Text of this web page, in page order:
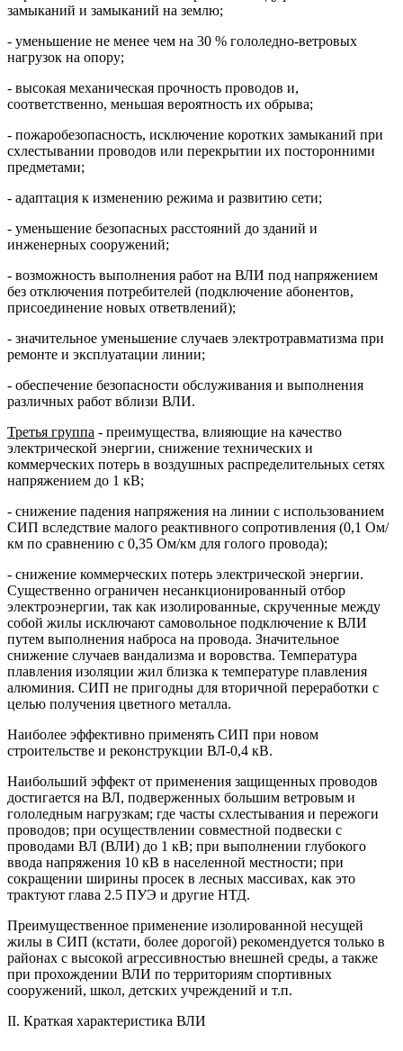
замыканий и замыканий на землю;
- уменьшение не менее чем на 30 % гололедно-ветровых
нагрузок на опору;
- высокая механическая прочность проводов и,
соответственно, меньшая вероятность их обрыва;
- пожаробезопасность, исключение коротких замыканий при
схлестывании проводов или перекрытии их посторонними
предметами;
- адаптация к изменению режима и развитию сети;
- уменьшение безопасных расстояний до зданий и
инженерных сооружений;
- возможность выполнения работ на ВЛИ под напряжением
без отключения потребителей (подключение абонентов,
присоединение новых ответвлений);
- значительное уменьшение случаев электротравматизма при
ремонте и эксплуатации линии;
- обеспечение безопасности обслуживания и выполнения
различных работ вблизи ВЛИ.
Третья группа - преимущества, влияющие на качество
электрической энергии, снижение технических и
коммерческих потерь в воздушных распределительных сетях
напряжением до 1 кВ;
- снижение падения напряжения на линии с использованием
СИП вследствие малого реактивного сопротивления (0,1 Ом/
км по сравнению с 0,35 Ом/км для голого провода);
- снижение коммерческих потерь электрической энергии.
Существенно ограничен несанкционированный отбор
электроэнергии, так как изолированные, скрученные между
собой жилы исключают самовольное подключение к ВЛИ
путем выполнения наброса на провода. Значительное
снижение случаев вандализма и воровства. Температура
плавления изоляции жил близка к температуре плавления
алюминия. СИП не пригодны для вторичной переработки с
целью получения цветного металла.
Наиболее эффективно применять СИП при новом
строительстве и реконструкции ВЛ-0,4 кВ.
Наибольший эффект от применения защищенных проводов
достигается на ВЛ, подверженных большим ветровым и
гололедным нагрузкам; где часты схлестывания и пережоги
проводов; при осуществлении совместной подвески с
проводами ВЛ (ВЛИ) до 1 кВ; при выполнении глубокого
ввода напряжения 10 кВ в населенной местности; при
сокращении ширины просек в лесных массивах, как это
трактуют глава 2.5 ПУЭ и другие НТД.
Преимущественное применение изолированной несущей
жилы в СИП (кстати, более дорогой) рекомендуется только в
районах с высокой агрессивностью внешней среды, а также
при прохождении ВЛИ по территориям спортивных
сооружений, школ, детских учреждений и т.п.
II. Краткая характеристика ВЛИ